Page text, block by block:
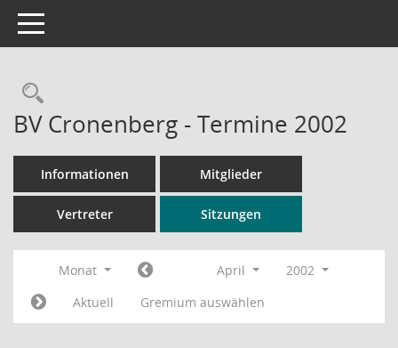
Toggle navigation
Rechercheauswahl
BV Cronenberg - Termine 2002
Informationen Mitglieder
Vertreter Sitzungen
Monat April
2002
Aktuell
Gremium auswählen